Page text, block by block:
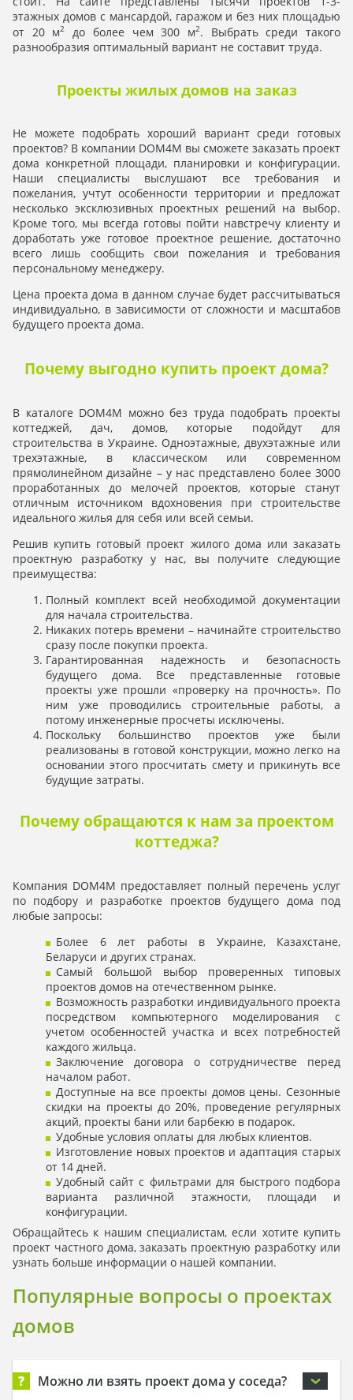
этажных домов с мансардой, гаражом и без них площадью
от 20 м2 до более чем 300 м2. Выбрать среди такого
разнообразия оптимальный вариант не составит труда.
Проекты жилых домов на заказ
Не можете подобрать хороший вариант среди готовых
проектов? В компании DOM4M вы сможете заказать проект
дома конкретной площади, планировки и конфигурации.
Наши специалисты выслушают все требования и
пожелания, учтут особенности территории и предложат
несколько эксклюзивных проектных решений на выбор.
Кроме того, мы всегда готовы пойти навстречу клиенту и
доработать уже готовое проектное решение, достаточно
всего лишь сообщить свои пожелания и требования
персональному менеджеру.
Цена проекта дома в данном случае будет рассчитываться
индивидуально, в зависимости от сложности и масштабов
будущего проекта дома.
Почему выгодно купить проект дома?
В каталоге DOM4M можно без труда подобрать проекты
коттеджей, дач, домов, которые подойдут для
строительства в Украине. Одноэтажные, двухэтажные или
трехэтажные, в классическом или современном
прямолинейном дизайне – у нас представлено более 3000
проработанных до мелочей проектов, которые станут
отличным источником вдохновения при строительстве
идеального жилья для себя или всей семьи.
Решив купить готовый проект жилого дома или заказать
проектную разработку у нас, вы получите следующие
преимущества:
Полный комплект всей необходимой документации
для начала строительства.
Никаких потерь времени – начинайте строительство
сразу после покупки проекта.
Гарантированная надежность и безопасность
будущего дома. Все представленные готовые
проекты уже прошли «проверку на прочность». По
ним уже проводились строительные работы, а
потому инженерные просчеты исключены.
Поскольку большинство проектов уже были
реализованы в готовой конструкции, можно легко на
основании этого просчитать смету и прикинуть все
будущие затраты.
Почему обращаются к нам за проектом
коттеджа?
Компания DOM4M предоставляет полный перечень услуг
по подбору и разработке проектов будущего дома под
любые запросы:
Более 6 лет работы в Украине, Казахстане,
Беларуси и других странах.
Самый большой выбор проверенных типовых
проектов домов на отечественном рынке.
Возможность разработки индивидуального проекта
посредством компьютерного моделирования с
учетом особенностей участка и всех потребностей
каждого жильца.
Заключение договора о сотрудничестве перед
началом работ.
Доступные на все проекты домов цены. Сезонные
скидки на проекты до 20%, проведение регулярных
акций, проекты бани или барбекю в подарок.
Удобные условия оплаты для любых клиентов.
Изготовление новых проектов и адаптация старых
от 14 дней.
Удобный сайт с фильтрами для быстрого подбора
варианта различной этажности, площади и
конфигурации.
Обращайтесь к нашим специалистам, если хотите купить
проект частного дома, заказать проектную разработку или
узнать больше информации о нашей компании.
Популярные вопросы о проектах
домов
? Можно ли взять проект дома у соседа?